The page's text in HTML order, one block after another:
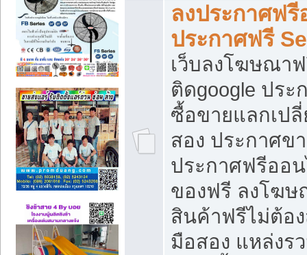
ลงประกาศฟ
ประกาศฟรี
เว็บลงโฆษณา
ติดgoogle ปร
ซื้อขายแลกเป
สอง ประกาศข
ประกาศฟรีออ
ของฟรี ลงโฆ
สินค้าฟรีไม่ต้อ
มือสอง แหล่งร